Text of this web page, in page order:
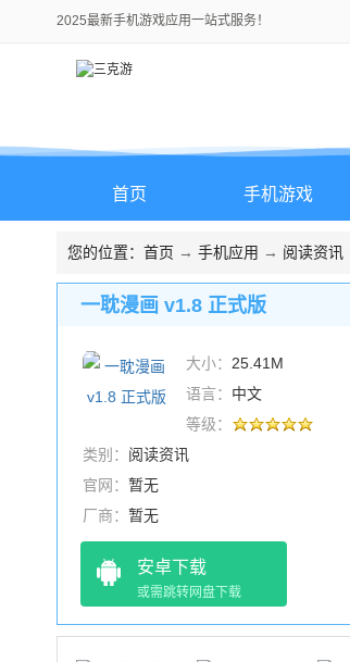
2025最新手机游戏应用一站式服务！
首页 手机游戏
您的位置： 首页 → 手机应用 → 阅读资讯
一耽漫画 v1.8 正式版
大小： 25.41M
语言： 中文
等级：
类别： 阅读资讯
官网： 暂无
厂商： 暂无
安卓下载
或需跳转网盘下载